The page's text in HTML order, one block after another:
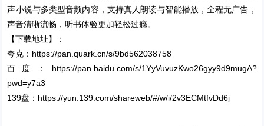
声小说与多类型音频内容，支持真人朗读与智能播放，全程无广告，
声音清晰流畅，听书体验更加轻松过瘾。
【下载地址】：
夸克：https://pan.quark.cn/s/9bd562038758
百度：https://pan.baidu.com/s/1YyVuvuzKwo26gyy9d9mugA?
pwd=y7a3
139盘：https://yun.139.com/shareweb/#/w/i/2v3ECMtfvDd6j